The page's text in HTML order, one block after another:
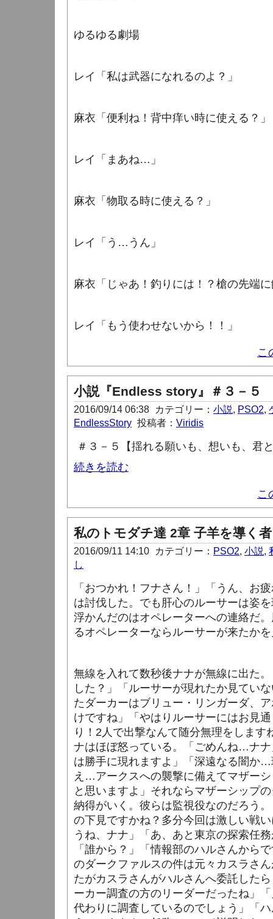
ゆるゆる劇場
レイ「私は武器になれるのよ？」
麻衣「便利ね！背中痒い時に使える？」
レイ「まあね…」
麻衣「物取る時に使える？」
レイ「う…うん」
麻衣「じゃあ！釣りには！？槍の先端
レイ「もう使わせないから！！」
こ
小説『Endless story』＃３－５
2016/09/14 06:38 カテゴリー： 小説, PSO2,
EndlessStory 投稿者： Viridis
＃３－５【揺れる願いも、想いも、君
続きを読む
こ
私のトモダチ達 2章 子羊を導く
2016/09/11 14:10 カテゴリー： PSO2, 小説,
し
「おつかれ！フナさん！」「うん、お
は討伐した。でも肝心のルーサーは姿
浮かんだのはオペレーターへの連絡だ
るオペレーターならルーサーが来たか
無線を入れて数秒後ナナが無線に出た
した？」「ルーサーが現れたか見てい
たダーカーはブリュー・リンガーダ、
けですね」「やはりルーサーにはお見
り！2人で出撃なんて随分無理をします
ナはほぼ怒っている。「ごめんね…ナ
は勝手に現れますよ」「深遠なる闇か
え…アークスへの襲撃に備えてマザー
と思いますよ」それならマザーシップ
納得がいく。彼らは監視役なのだろう
の下見ですかね？多分今回は激しい戦
うね、ナナ」「あ、あと東京の探索任
「誰から？」「情報部のハルさんから
のダークファルスの件は元々カスラさ
たがカスラさんがハルさんへ委託した
ーカー調査の方のリーダーだったね」
代わりに調査しているのでしょう」「